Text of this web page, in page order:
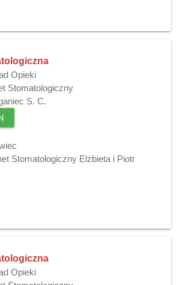
Opieki
Stomatologiczny
S. C.
Stomatologiczny Elżbieta i Piotr
Opieki